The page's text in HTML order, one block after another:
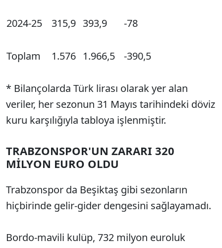
2024-25 315,9 393,9 -78
Toplam 1.576 1.966,5 -390,5
* Bilançolarda Türk lirası olarak yer alan
veriler, her sezonun 31 Mayıs tarihindeki döviz
kuru karşılığıyla tabloya işlenmiştir.
TRABZONSPOR'UN ZARARI 320
MİLYON EURO OLDU
Trabzonspor da Beşiktaş gibi sezonların
hiçbirinde gelir-gider dengesini sağlayamadı.
Bordo-mavili kulüp, 732 milyon euroluk